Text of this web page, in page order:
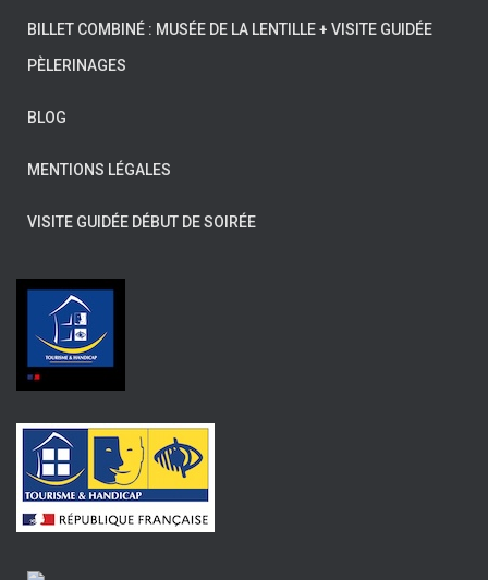
BILLET COMBINÉ : MUSÉE DE LA LENTILLE + VISITE GUIDÉE
PÈLERINAGES
BLOG
MENTIONS LÉGALES
VISITE GUIDÉE DÉBUT DE SOIRÉE